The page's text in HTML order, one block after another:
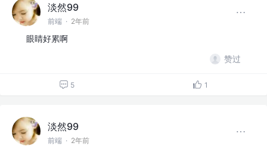
淡然99
前端 · 2年前
眼睛好累啊
赞过
5 1
淡然99
前端 · 2年前